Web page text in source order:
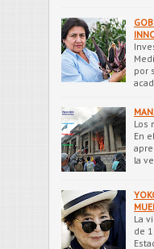
por
Los
En
la
La
de